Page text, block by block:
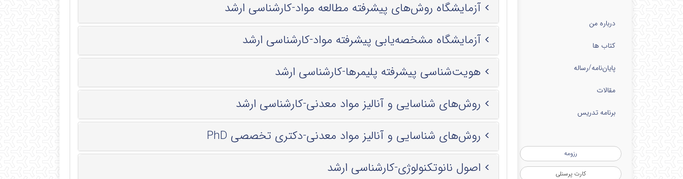
درباره من
کتاب ها
پایان‌نامه‌/رساله
مقالات
برنامه تدریس
رزومه
کارت پرسنلی
آزمایشگاه روش‌های پیشرفته مطالعه مواد-کارشناسی ارشد
آزمایشگاه مشخصه‌یابی پیشرفته مواد-کارشناسی ارشد
هویت‌شناسی پیشرفته پلیمرها-کارشناسی ارشد
روش‌های شناسایی و آنالیز مواد معدنی-کارشناسی ارشد
روش‌های شناسایی و آنالیز مواد معدنی-دكتری تخصصی PhD
اصول نانوتکنولوژی-کارشناسی ارشد